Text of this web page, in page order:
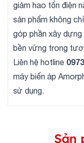
giảm hao tổn điện
sản phẩm không
góp phần xây dựng
bền vững trong
Liên hệ hotline
máy biến áp
sử dụng.
Sản